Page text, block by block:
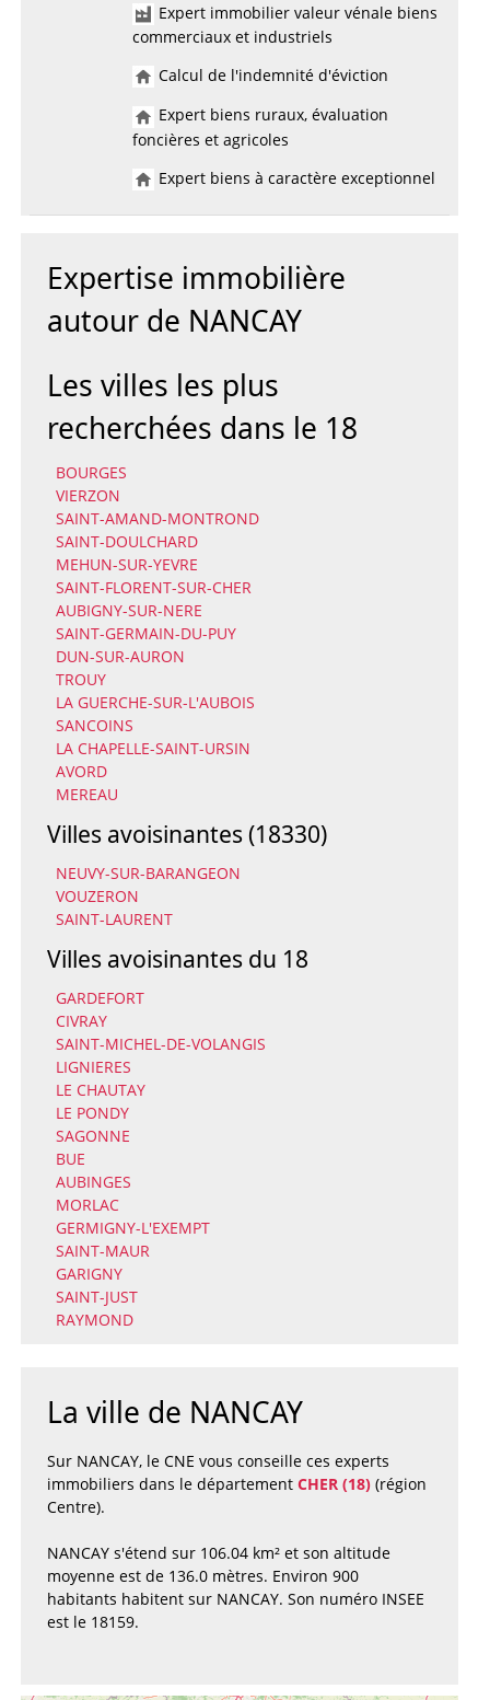
Expert immobilier valeur vénale biens
commerciaux et industriels
Calcul de l'indemnité d'éviction
Expert biens ruraux, évaluation
foncières et agricoles
Expert biens à caractère exceptionnel
Expertise immobilière
autour de NANCAY
Les villes les plus
recherchées dans le 18
BOURGES
VIERZON
SAINT-AMAND-MONTROND
SAINT-DOULCHARD
MEHUN-SUR-YEVRE
SAINT-FLORENT-SUR-CHER
AUBIGNY-SUR-NERE
SAINT-GERMAIN-DU-PUY
DUN-SUR-AURON
TROUY
LA GUERCHE-SUR-L'AUBOIS
SANCOINS
LA CHAPELLE-SAINT-URSIN
AVORD
MEREAU
Villes avoisinantes (18330)
NEUVY-SUR-BARANGEON
VOUZERON
SAINT-LAURENT
Villes avoisinantes du 18
GARDEFORT
CIVRAY
SAINT-MICHEL-DE-VOLANGIS
LIGNIERES
LE CHAUTAY
LE PONDY
SAGONNE
BUE
AUBINGES
MORLAC
GERMIGNY-L'EXEMPT
SAINT-MAUR
GARIGNY
SAINT-JUST
RAYMOND
La ville de NANCAY
Sur NANCAY, le CNE vous conseille ces experts
immobiliers dans le département CHER (18)(région
Centre).
NANCAY s'étend sur 106.04 km² et son altitude
moyenne est de 136.0 mètres. Environ 900
habitants habitent sur NANCAY. Son numéro INSEE
est le 18159.